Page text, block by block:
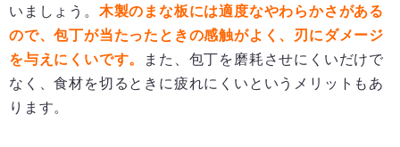
いましょう。 木製のまな板には適度なやわらかさがある
ので、包丁が当たったときの感触がよく、刃にダメージ
を与えにくいです。
また、包丁を磨耗させにくいだけで
なく、食材を切るときに疲れにくいというメリットもあ
ります。